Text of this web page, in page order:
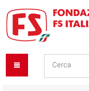
content
navigation
menu